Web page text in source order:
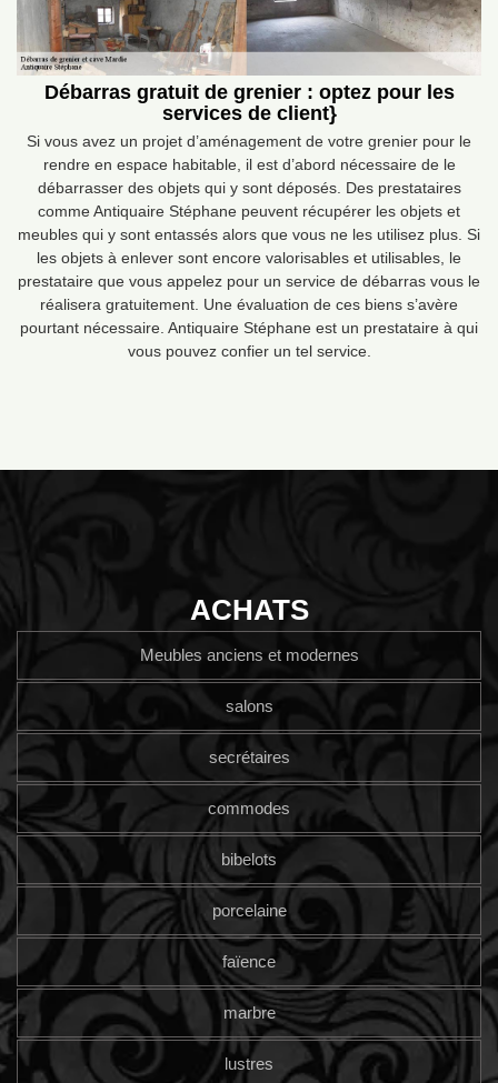
Débarras gratuit de grenier : optez pour les
services de client}
Si vous avez un projet d’aménagement de votre grenier pour le
rendre en espace habitable, il est d’abord nécessaire de le
débarrasser des objets qui y sont déposés. Des prestataires
comme Antiquaire Stéphane peuvent récupérer les objets et
meubles qui y sont entassés alors que vous ne les utilisez plus. Si
les objets à enlever sont encore valorisables et utilisables, le
prestataire que vous appelez pour un service de débarras vous le
réalisera gratuitement. Une évaluation de ces biens s’avère
pourtant nécessaire. Antiquaire Stéphane est un prestataire à qui
vous pouvez confier un tel service.
ACHATS
Meubles anciens et modernes
salons
secrétaires
commodes
bibelots
porcelaine
faïence
marbre
lustres